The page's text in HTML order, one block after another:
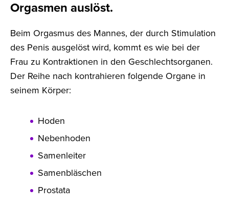
Orgasmen auslöst.
Beim Orgasmus des Mannes, der durch Stimulation
des Penis ausgelöst wird, kommt es wie bei der
Frau zu Kontraktionen in den Geschlechtsorganen.
Der Reihe nach kontrahieren folgende Organe in
seinem Körper:
Hoden
Nebenhoden
Samenleiter
Samenbläschen
Prostata